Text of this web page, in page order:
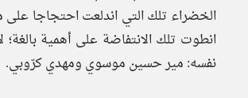
الخضراء تلك التي اندلعت احتجاجا على
انطوت تلك الانتفاضة على أهمية
نفسه: مير حسين موسوي ومهدي كرّوبي.